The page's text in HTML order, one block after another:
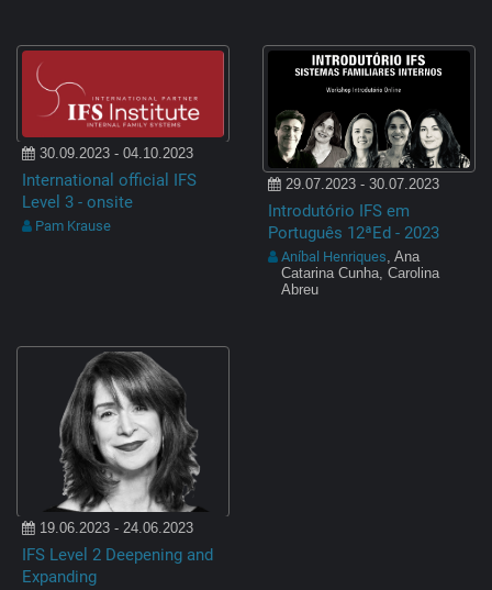
30.09.2023 - 04.10.2023
International official IFS
Level 3 - onsite
Pam Krause
29.07.2023 - 30.07.2023
Introdutório IFS em
Português 12ªEd - 2023
Aníbal Henriques, Ana
Catarina Cunha, Carolina
Abreu
19.06.2023 - 24.06.2023
IFS Level 2 Deepening and
Expanding